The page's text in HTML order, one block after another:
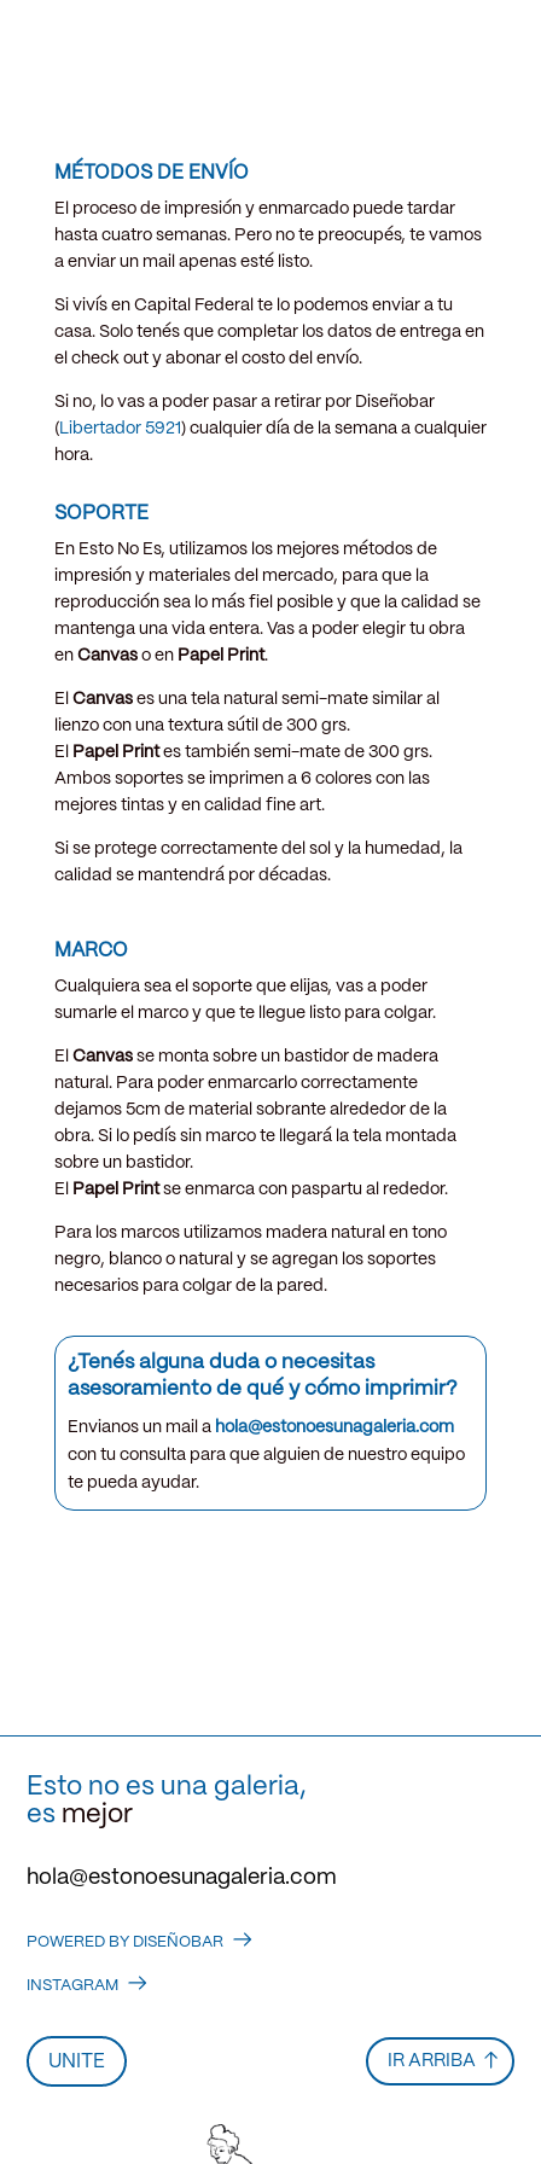
MÉTODOS DE ENVÍO
El proceso de impresión y enmarcado puede tardar
hasta cuatro semanas. Pero no te preocupés, te vamos
a enviar un mail apenas esté listo.
Si vivís en Capital Federal te lo podemos enviar a tu
casa. Solo tenés que completar los datos de entrega en
el check out y abonar el costo del envío.
Si no, lo vas a poder pasar a retirar por Diseñobar
(Libertador 5921 ) cualquier día de la semana a cualquier
hora.
SOPORTE
En Esto No Es, utilizamos los mejores métodos de
impresión y materiales del mercado, para que la
reproducción sea lo más fiel posible y que la calidad se
mantenga una vida entera. Vas a poder elegir tu obra
en Canvaso en Papel Print.
El Canvases una tela natural semi-mate similar al
lienzo con una textura sútil de 300 grs.
El
Papel Printes también semi-mate de 300 grs.
Ambos soportes se imprimen a 6 colores con las
mejores tintas y en calidad fine art.
Si se protege correctamente del sol y la humedad, la
calidad se mantendrá por décadas.
MARCO
Cualquiera sea el soporte que elijas, vas a poder
sumarle el marco y que te llegue listo para colgar.
El Canvasse monta sobre un bastidor de madera
natural. Para poder enmarcarlo correctamente
dejamos 5cm de material sobrante alrededor de la
obra. Si lo pedís sin marco te llegará la tela montada
sobre un bastidor.
El
Papel Printse enmarca con paspartu al rededor.
Para los marcos utilizamos madera natural en tono
negro, blanco o natural y se agregan los soportes
necesarios para colgar de la pared.
¿Tenés alguna duda o necesitas
asesoramiento de qué y cómo imprimir?
Envianos un mail a hola@estonoesunagaleria.com
con tu consulta para que alguien de nuestro equipo
te pueda ayudar.
Esto no es una galeria,
es mejor
hola@estonoesunagaleria.com
POWERED BY DISEÑOBAR
INSTAGRAM
UNITE IR ARRIBA